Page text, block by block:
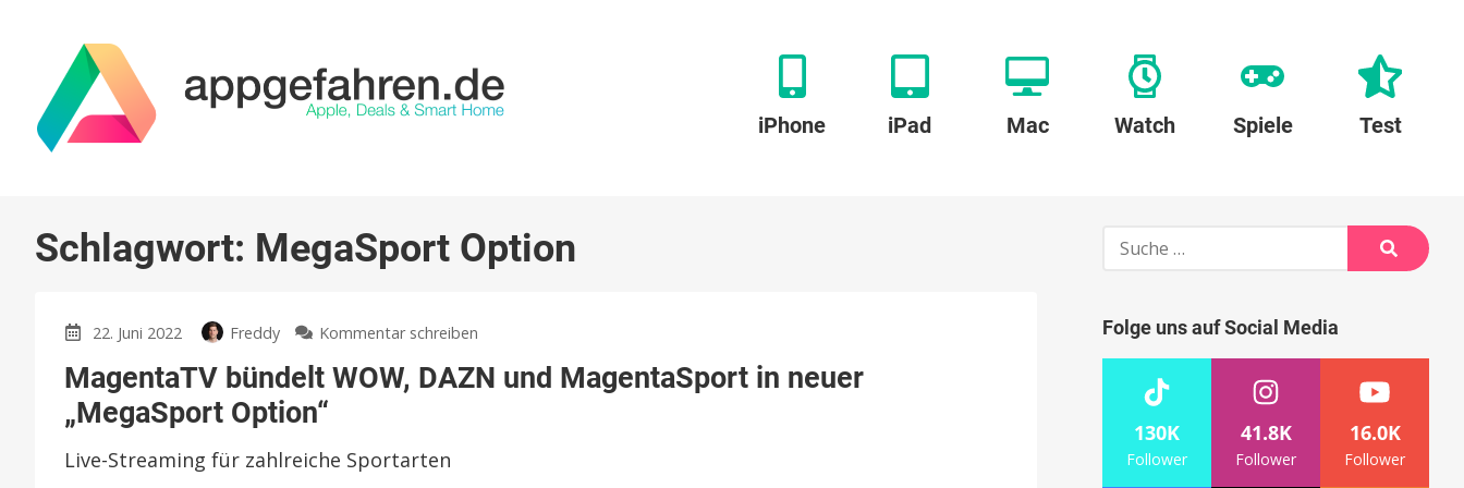
iPhone iPad Mac Watch Spiele Test
Schlagwort: MegaSport Option
22. Juni 2022 Freddy Kommentar schreiben
bündelt
MagentaTV bündelt WOW, DAZN und MagentaSport in neuer
„MegaSport Option“
Live-Streaming für zahlreiche Sportarten
Suche
Suche
Folge uns auf Social Media
130K
Follower
41.8K
Follower
16.0K
Follower